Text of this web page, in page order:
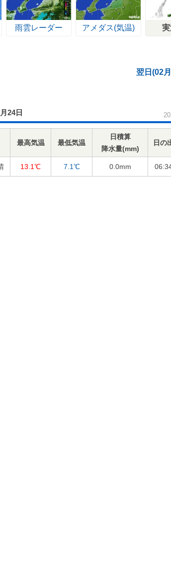
雨雲レーダー アメダス(気温)
翌日(02
24日
最高気温 最低気温
日積算
降水量(mm)
日の
13.1℃ 7.1℃ 0.0mm